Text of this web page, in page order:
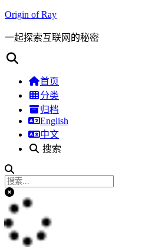
Origin of Ray
一起探索互联网的秘密
首页
分类
归档
English
中文
搜索